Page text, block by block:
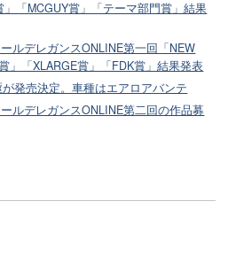
」「MCGUY賞」「テーマ部門賞」結果
ルデレガンスONLINE第一回「NEW
」「XLARGE賞」「FDK賞」結果発表
発売決定。車種はエアロアバンテ
ルデレガンスONLINE第二回の作品募